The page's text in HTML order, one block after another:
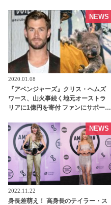
tvgroove
2020.01.08
『アベンジャーズ』クリス・ヘムズ
ワース、山火事続く地元オーストラ
リアに1億円を寄付 ファンにサポート
NEWS
2022.11.22
身長差萌え！ 高身長のテイラー・ス
NEWS